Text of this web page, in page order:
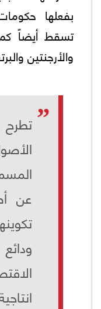
بفعلها
تسقط أيضاً
والأرجنتين
عن